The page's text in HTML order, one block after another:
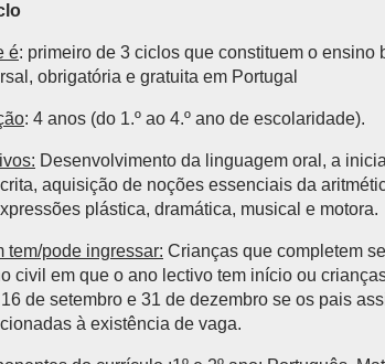
é: primeiro de 3 ciclos que constituem o ensino
obrigatória e gratuita em Portugal
: 4 anos (do 1.º ao 4.º ano de escolaridade).
Desenvolvimento da linguagem oral, a
aquisição de noções essenciais da
plástica, dramática, musical e motora.
tem/pode ingressar: Crianças que completem
civil em que o ano lectivo tem início ou
de setembro e 31 de dezembro se os pais
à existência de vaga.